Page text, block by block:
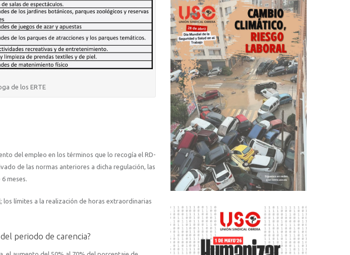
de los ERTE
del empleo en los términos que lo recogía el RD-
de las normas anteriores a dicha regulación, las
meses.
límites a la realización de horas extraordinarias
periodo de carencia?